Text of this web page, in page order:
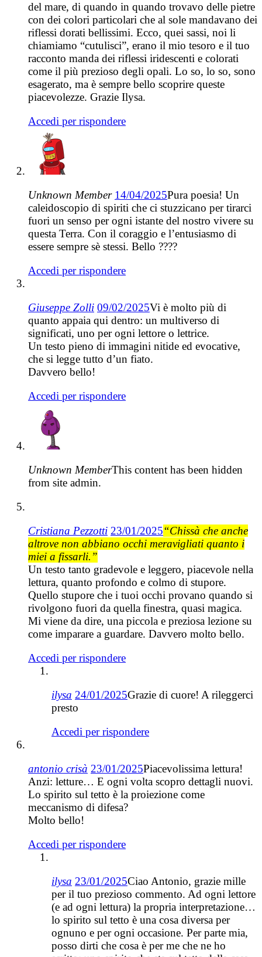
del mare, di quando in quando trovavo delle pietre
con dei colori particolari che al sole mandavano dei
riflessi dorati bellissimi. Ecco, quei sassi, noi li
chiamiamo “cutulisci”, erano il mio tesoro e il tuo
racconto manda dei riflessi iridescenti e colorati
come il più prezioso degli opali. Lo so, lo so, sono
esagerato, ma è sempre bello scoprire queste
piacevolezze. Grazie Ilysa.
Accedi per rispondere
Unknown Member 14/04/2025Pura poesia! Un
caleidoscopio di spiriti che ci stuzzicano per tirarci
fuori un senso per ogni istante del nostro vivere su
questa Terra. Con il coraggio e l’entusiasmo di
essere sempre sè stessi. Bello ????
Accedi per rispondere
Giuseppe Zolli 09/02/2025Vi è molto più di
quanto appaia qui dentro: un multiverso di
significati, uno per ogni lettore o lettrice.
Un testo pieno di immagini nitide ed evocative,
che si legge tutto d’un fiato.
Davvero bello!
Accedi per rispondere
Unknown MemberThis content has been hidden
from site admin.
Cristiana Pezzotti 23/01/2025“Chissà che anche
altrove non abbiano occhi meravigliati quanto i
miei a fissarli.”
Un testo tanto gradevole e leggero, piacevole nella
lettura, quanto profondo e colmo di stupore.
Quello stupore che i tuoi occhi provano quando si
rivolgono fuori da quella finestra, quasi magica.
Mi viene da dire, una piccola e preziosa lezione su
come imparare a guardare. Davvero molto bello.
Accedi per rispondere
ilysa 24/01/2025Grazie di cuore! A rileggerci
presto
Accedi per rispondere
antonio crisà 23/01/2025Piacevolissima lettura!
Anzi: letture… E ogni volta scopro dettagli nuovi.
Lo spirito sul tetto è la proiezione come
meccanismo di difesa?
Molto bello!
Accedi per rispondere
ilysa 23/01/2025Ciao Antonio, grazie mille
per il tuo prezioso commento. Ad ogni lettore
(e ad ogni lettura) la propria interpretazione…
lo spirito sul tetto è una cosa diversa per
ognuno e per ogni occasione. Per parte mia,
posso dirti che cosa è per me che ne ho